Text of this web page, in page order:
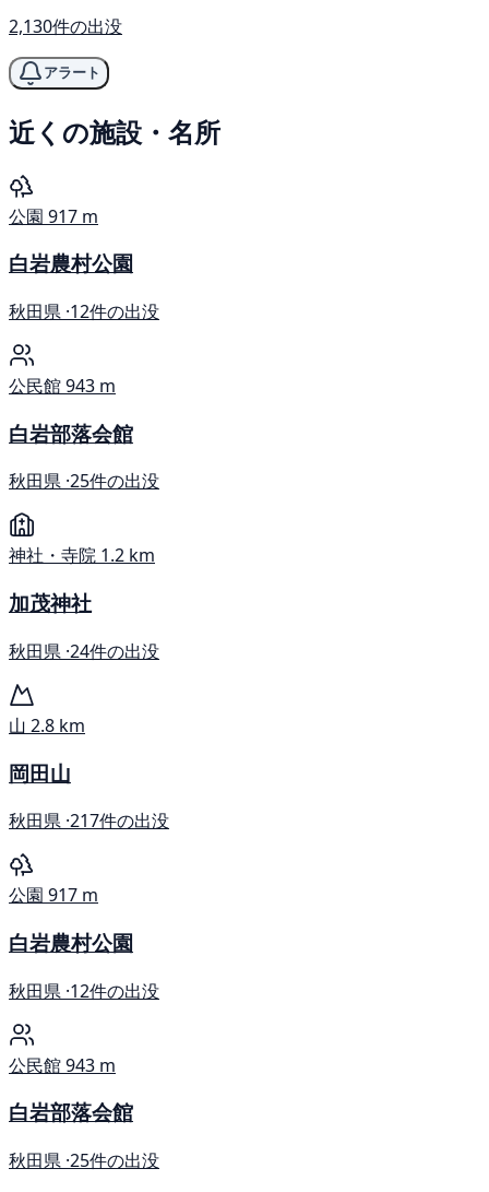
2,130件の出没
アラート
近くの施設・名所
公園 917 m
白岩農村公園
秋田県 ·12件の出没
公民館943 m
白岩部落会館
秋田県 ·25件の出没
神社・寺院 1.2 km
加茂神社
秋田県 ·24件の出没
山 2.8 km
岡田山
秋田県 ·217件の出没
公園 917 m
白岩農村公園
秋田県 ·12件の出没
公民館943 m
白岩部落会館
秋田県 ·25件の出没